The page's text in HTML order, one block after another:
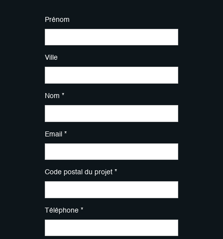
Prénom
Ville
Nom *
Email *
Code postal du projet *
Téléphone *